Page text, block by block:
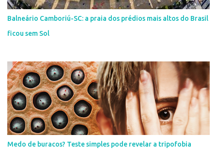
Balneário Camboriú-SC: a praia dos prédios mais altos do Brasil
ficou sem Sol
Medo de buracos? Teste simples pode revelar a tripofobia